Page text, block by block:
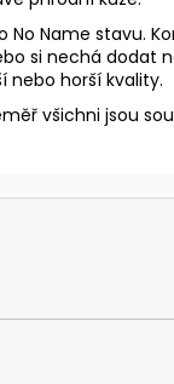
Name stavu.
si nechá dodat
nebo horší kvality.
všichni jsou